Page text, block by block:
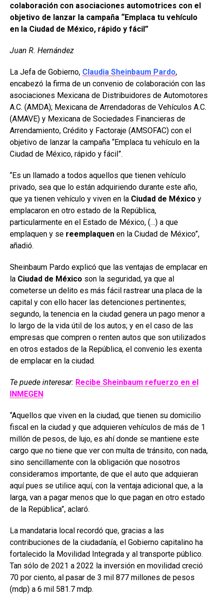
colaboración con asociaciones automotrices con el
objetivo de lanzar la campaña “Emplaca tu vehículo
en la Ciudad de México, rápido y fácil”
Juan R. Hernández
La Jefa de Gobierno, Claudia Sheinbaum Pardo,
encabezó la firma de un convenio de colaboración con las
asociaciones Mexicana de Distribuidores de Automotores
A.C. (AMDA); Mexicana de Arrendadoras de Vehículos A.C.
(AMAVE) y Mexicana de Sociedades Financieras de
Arrendamiento, Crédito y Factoraje (AMSOFAC) con el
objetivo de lanzar la campaña “Emplaca tu vehículo en la
Ciudad de México, rápido y fácil”.
“Es un llamado a todos aquellos que tienen vehículo
privado, sea que lo están adquiriendo durante este año,
que ya tienen vehículo y viven en la Ciudad de México y
emplacaron en otro estado de la República,
particularmente en el Estado de México, (…) a que
emplaquen y se reemplaquen en la Ciudad de México”,
añadió.
Sheinbaum Pardo explicó que las ventajas de emplacar en
la Ciudad de México son la seguridad, ya que al
cometerse un delito es más fácil rastrear una placa de la
capital y con ello hacer las detenciones pertinentes;
segundo, la tenencia en la ciudad genera un pago menor a
lo largo de la vida útil de los autos; y en el caso de las
empresas que compren o renten autos que son utilizados
en otros estados de la República, el convenio les exenta
de emplacar en la ciudad.
Te puede interesar: Recibe Sheinbaum refuerzo en el
INMEGEN
“Aquellos que viven en la ciudad, que tienen su domicilio
fiscal en la ciudad y que adquieren vehículos de más de 1
millón de pesos, de lujo, es ahí donde se mantiene este
cargo que no tiene que ver con multa de tránsito, con nada,
sino sencillamente con la obligación que nosotros
consideramos importante, de que el auto que adquieran
aquí pues se utilice aquí, con la ventaja adicional que, a la
larga, van a pagar menos que lo que pagan en otro estado
de la República”, aclaró.
La mandataria local recordó que, gracias a las
contribuciones de la ciudadanía, el Gobierno capitalino ha
fortalecido la Movilidad Integrada y al transporte público.
Tan sólo de 2021 a 2022 la inversión en movilidad creció
70 por ciento, al pasar de 3 mil 877 millones de pesos
(mdp) a 6 mil 581.7 mdp.